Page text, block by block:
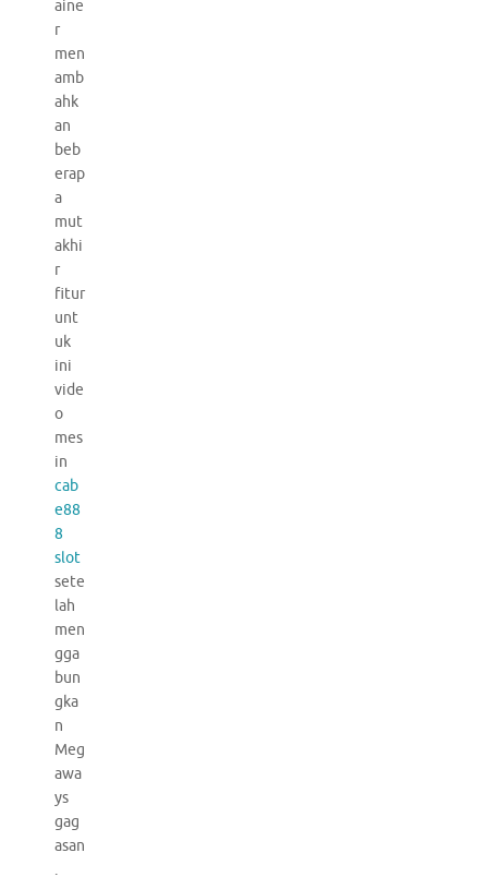
aine
r
men
amb
ahk
an
beb
erap
a
mut
akhi
r
fitur
unt
uk
ini
vide
o
mes
in
cab
e88
8
slot
sete
lah
men
gga
bun
gka
n
Meg
awa
ys
gag
asan
.